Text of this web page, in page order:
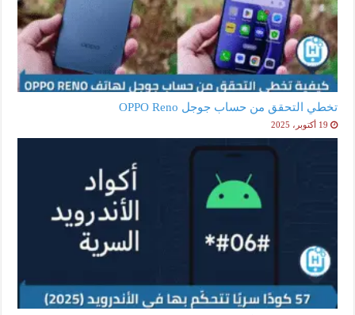
تخطي التحقق من حساب جوجل OPPO Reno
19 أكتوبر، 2025